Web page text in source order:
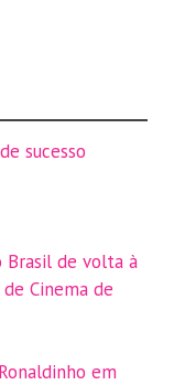
sucesso
Brasil de volta à
Cinema de
em